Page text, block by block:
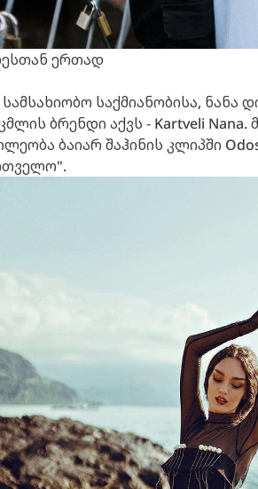
ერთად
საქმიანობისა, ნანა
ბრენდი აქვს - Kartveli Nana.
ბაიარ შაჰინის კლიპში